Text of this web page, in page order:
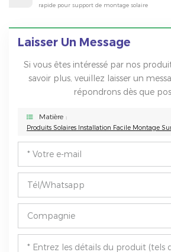
rapide pour support de montage solaire
Laisser Un Message
Si vous êtes intéressé par nos
savoir plus, veuillez laisser un
répondrons dès que
Matière :